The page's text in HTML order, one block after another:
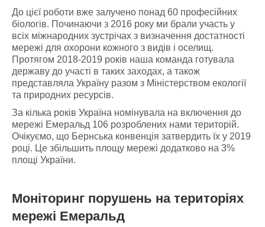
До цієї роботи вже залучено понад 60 професійних
біологів. Починаючи з 2016 року ми брали участь у
всіх міжнародних зустрічах з визначення достатності
мережі для охорони кожного з видів і оселищ.
Протягом 2018-2019 років наша команда готувала
державу до участі в таких заходах, а також
представляла Україну разом з Міністерством екології
та природних ресурсів.
За кілька років Україна номінувала на включення до
мережі Емеральд 106 розроблених нами територій.
Очікуємо, що Бернська конвенція затвердить їх у 2019
році. Це збільшить площу мережі додатково на 3%
площі України.
Моніторинг порушень натериторіях
мережі Емеральд